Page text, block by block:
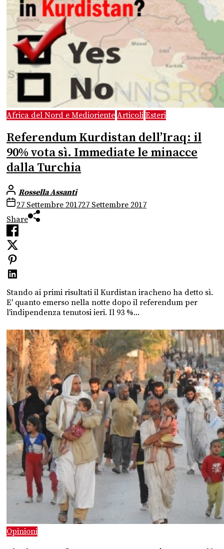
Africa del Nord e Medioriente Articoli Esteri
Referendum Kurdistan dell’Iraq: il
90% vota sì. Immediate le minacce
dalla Turchia
Rossella Assanti
27 Settembre 201727 Settembre 2017
Share
Stando ai primi risultati il Kurdistan iracheno ha detto sì.
E' quanto emerso nella notte dopo il referendum per
l'indipendenza tenutosi ieri. Il 93 %...
Opinioni